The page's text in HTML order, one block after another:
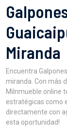
Miranda
Encuentra
miranda. Con más
MiInmueble.online
estratégicas como
directamente con
esta oportunidad!